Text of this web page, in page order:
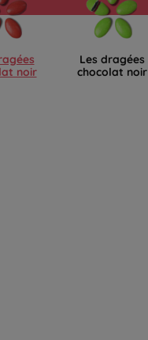
noir
Les dragées
chocolat noir